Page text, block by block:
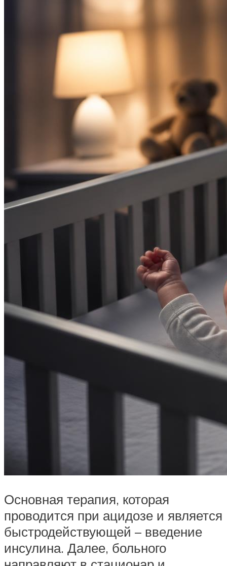
Основная терапия, которая
проводится при ацидозе и является
быстродействующей – введение
инсулина. Далее, больного